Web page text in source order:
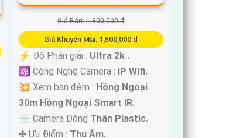
Giá Bán: 1,800,000 ₫
Giá Khuyến Mại: 1,500,000 ₫
️⚡ Độ Phân giải : Ultra 2k .
⚛️ Công Nghệ Camera : IP Wifi.
💥 Xem ban đêm : Hồng Ngoại
30m Hồng Ngoại Smart IR.
🌧️ Camera Dòng Thân Plastic.
️✤ Ưu Điểm : Thu Âm.